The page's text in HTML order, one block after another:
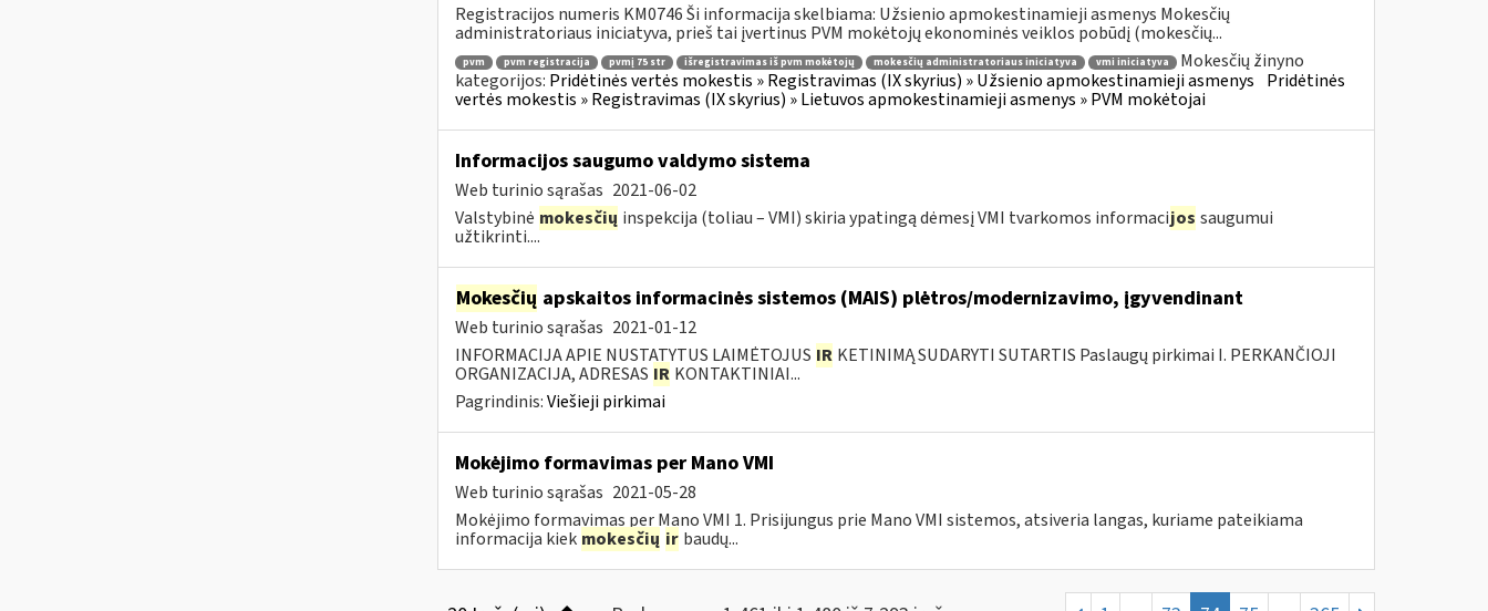
Registracijos numeris KM0746 Ši informacija skelbiama: Užsienio apmokestinamieji asmenys Mokesčių
administratoriaus iniciatyva, prieš tai įvertinus PVM mokėtojų ekonominės veiklos pobūdį (mokesčių...
pvm pvm registracija pvmį 75 str išregistravimas iš pvm mokėtojų mokesčių administratoriaus iniciatyva vmi iniciatyva
Mokesčių žinyno
kategorijos: Pridėtinės vertės mokestis » Registravimas (IX skyrius) » Užsienio apmokestinamieji asmenys Pridėtinės
vertės mokestis » Registravimas (IX skyrius) » Lietuvos apmokestinamieji asmenys » PVM mokėtojai
Informacijos saugumo valdymo sistema
Web turinio sąrašas 2021-06-02
Valstybinė mokesčių inspekcija (toliau – VMI) skiria ypatingą dėmesį VMI tvarkomos informacijos saugumui
užtikrinti....
Mokesčių apskaitos informacinės sistemos (MAIS) plėtros/modernizavimo, įgyvendinant
Web turinio sąrašas 2021-01-12
INFORMACIJA APIE NUSTATYTUS LAIMĖTOJUS IR KETINIMĄ SUDARYTI SUTARTIS Paslaugų pirkimai I. PERKANČIOJI
ORGANIZACIJA, ADRESAS IR KONTAKTINIAI...
Pagrindinis:Viešieji pirkimai
Mokėjimo formavimas per Mano VMI
Web turinio sąrašas 2021-05-28
Mokėjimo formavimas per Mano VMI 1. Prisijungus prie Mano VMI sistemos, atsiveria langas, kuriame pateikiama
informacija kiek mokesčių ir baudų...